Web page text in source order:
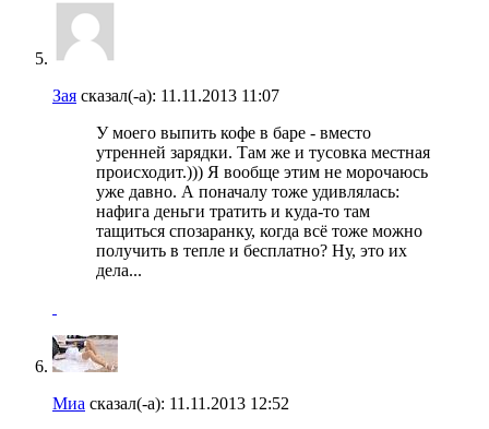
Зая сказал(-а): 11.11.2013 11:07
У моего выпить кофе в баре - вместо
утренней зарядки. Там же и тусовка местная
происходит.))) Я вообще этим не морочаюсь
уже давно. А поначалу тоже удивлялась:
нафига деньги тратить и куда-то там
тащиться спозаранку, когда всё тоже можно
получить в тепле и бесплатно? Ну, это их
дела...
Миа сказал(-а): 11.11.2013 12:52